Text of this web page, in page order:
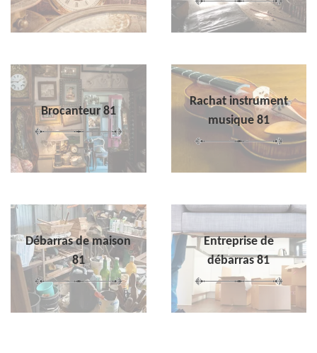
Brocanteur 81
Rachat instrument
musique 81
Débarras de maison
81
Entreprise de
débarras 81